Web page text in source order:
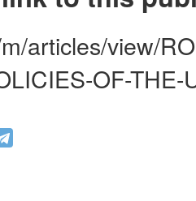
articles/view/
OF-THE-